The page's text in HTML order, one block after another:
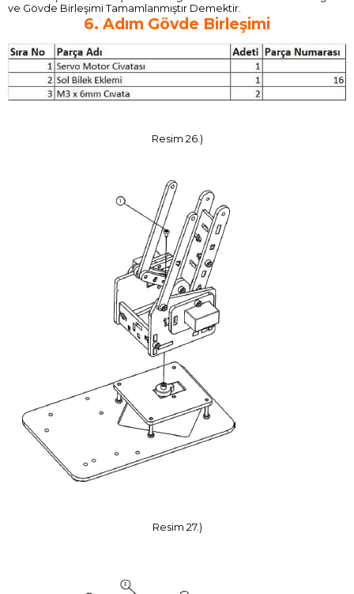
ve Gövde Birleşimi Tamamlanmıştır Demektir.
6. Adım Gövde Birleşimi
Resim 26.)
Resim 27.)